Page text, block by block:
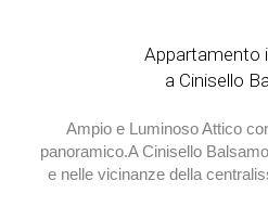
Appartamento
a Cinisello
Ampio e Luminoso Attico
panoramico.A Cinisello
e nelle vicinanze della